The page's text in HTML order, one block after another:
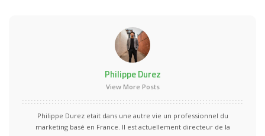
Philippe Durez
View More Posts
Philippe Durez etait dans une autre vie un professionnel du
marketing basé en France. Il est actuellement directeur de la